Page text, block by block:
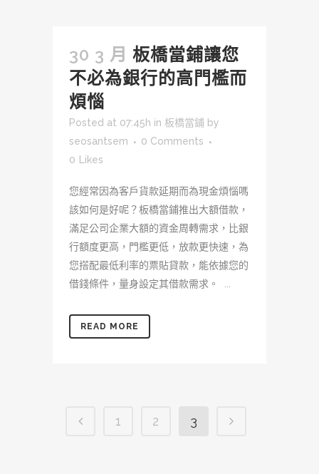
30 3 月 板橋當鋪讓您
不必為銀行的高門檻而
煩惱
Posted at 07:45h in 板橋當鋪 by
seosantsem
0 Comments
0 Likes
您經常因為客戶貨款延期而為現金煩惱嗎
該如何是好呢？板橋當鋪推出大額借款，
滿足公司企業大額的資金周轉需求，比銀
行額度更高，門檻更低，放款更快速，為
您搭配最低利率的票貼貸款，能依據您的
借錢條件，量身設定其借款需求。 ...
READ MORE
1 2 3